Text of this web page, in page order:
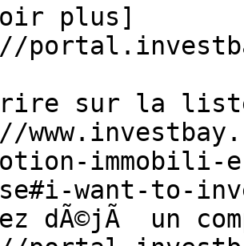
plus]
sur la
want-to-
dÃ©jÃ  un